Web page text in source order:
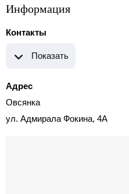
Информация
Контакты
Показать
Адрес
Овсянка
ул. Адмирала Фокина, 4А